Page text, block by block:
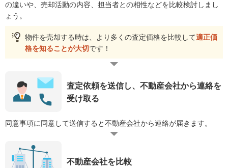
の違いや、売却活動の内容、担当者との相性などを比較検討しまし
ょう。
物件を売却する時は、より多くの査定価格を比較して適正価
格を知ることが大切です！
査定依頼を送信し、不動産会社から連絡を
受け取る
同意事項に同意して送信すると不動産会社から連絡が届きます。
不動産会社を比較